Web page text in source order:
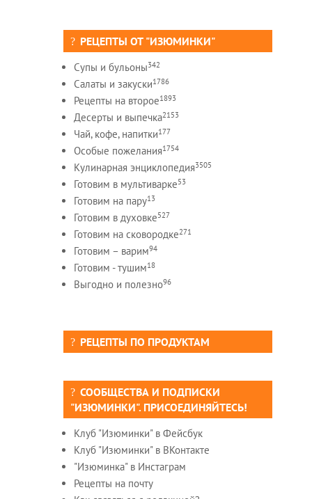
РЕЦЕПТЫ ОТ "ИЗЮМИНКИ"
Супы и бульоны342
Салаты и закуски1786
Рецепты на второе1893
Десерты и выпечка2153
Чай, кофе, напитки177
Особые пожелания1754
Кулинарная энциклопедия3505
Готовим в мультиварке53
Готовим на пару13
Готовим в духовке527
Готовим на сковородке271
Готовим – варим94
Готовим - тушим18
Выгодно и полезно96
РЕЦЕПТЫ ПО ПРОДУКТАМ
СООБЩЕСТВА И ПОДПИСКИ
"ИЗЮМИНКИ". ПРИСОЕДИНЯЙТЕСЬ!
Клуб "Изюминки" в Фейсбук
Клуб "Изюминки" в ВКонтакте
"Изюминка" в Инстаграм
Рецепты на почту